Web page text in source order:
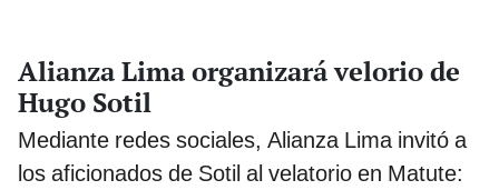
Alianza Lima organizará velorio de
Hugo Sotil
Mediante redes sociales, Alianza Lima invitó a
los aficionados de Sotil al velatorio en Matute: